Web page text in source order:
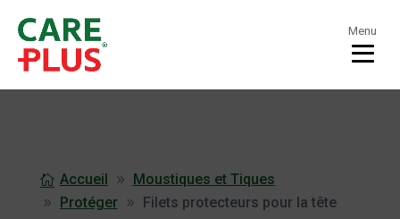
Menu
Accueil
Moustiques et Tiques
Protéger
Filets protecteurs pour la tête